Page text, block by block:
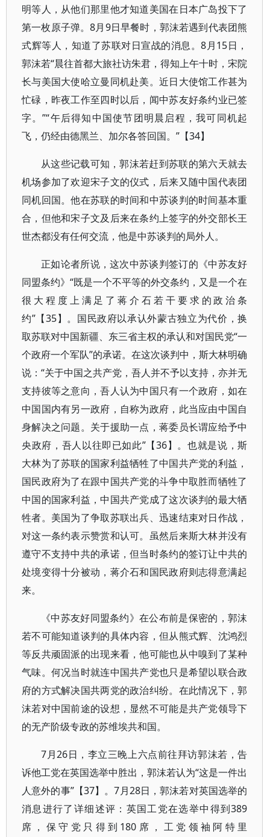
明等人，从他们那里他才知道美国在日本广岛投下了
第一枚原子弹。8月9日早餐时，郭沫若遇到代表团熊
式辉等人，知道了苏联对日宣战的消息。8月15日，
郭沫若“晨往首都大旅社访朱君，得知上午十时，宋院
长与美国大使哈立曼同机赴美。近日大使馆工作甚为
忙碌，昨夜工作至四时以后，闻中苏友好条约业已签
字。”“午后得知中国使节团明晨启程，我可同机起
飞，仍经由德黑兰、加尔各答回国。”【34】
从这些记载可知，郭沫若赶到苏联的第六天就去
机场参加了欢迎宋子文的仪式，后来又随中国代表团
同机回国。他在苏联的时间和中苏谈判的时间基本重
合，但他和宋子文及后来在条约上签字的外交部长王
世杰都没有任何交流，他是中苏谈判的局外人。
正如论者所说，这次中苏谈判签订的《中苏友好
同盟条约》“既是一个不平等的外交条约，又是一个在
很大程度上满足了蒋介石若干要求的政治条
约”【35】。国民政府以承认外蒙古独立为代价，换
取苏联对中国新疆、东三省主权的承认和对国民党“一
个政府一个军队”的承诺。在这次谈判中，斯大林明确
说：“关于中国之共产党，吾人并不予以支持，亦并无
支持彼等之意向，吾人认为中国只有一个政府，如在
中国国内有另一政府，自称为政府，此当应由中国自
身解决之问题。关于援助一点，蒋委员长谓应给予中
央政府，吾人以往即已如此”【36】。也就是说，斯
大林为了苏联的国家利益牺牲了中国共产党的利益，
国民政府为了在跟中国共产党的斗争中取胜而牺牲了
中国的国家利益，中国共产党成了这次谈判的最大牺
牲者。美国为了争取苏联出兵、迅速结束对日作战，
对这一条约表示赞赏和认可。虽然后来斯大林并没有
遵守不支持中共的承诺，但当时条约的签订让中共的
处境变得十分被动，蒋介石和国民政府则志得意满起
来。
《中苏友好同盟条约》在公布前是保密的，郭沫
若不可能知道谈判的具体内容，但从熊式辉、沈鸿烈
等反共顽固派的出现来看，他可能也从中嗅到了某种
气味。何况当时就连中国共产党也只是希望以联合政
府的方式解决国共两党的政治纠纷。在此情况下，郭
沫若对中国前途的设想，显然不可能是共产党领导下
的无产阶级专政的苏维埃共和国。
7月26日，李立三晚上六点前往拜访郭沫若，告
诉他工党在英国选举中胜出，郭沫若认为“这是一件出
人意外的事”【37】。7月28日，郭沫若对英国选举的
消息进行了详细述评：英国工党在选举中得到389
席，保守党只得到180席，工党领袖阿特里